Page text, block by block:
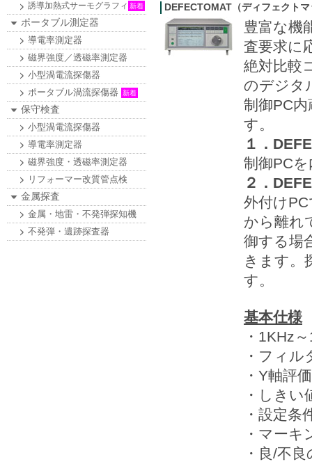
誘導加熱式サーモグラフィ 新着
ポータブル測定器
導電率測定器
磁界強度／透磁率測定器
小型渦電流探傷器
ポータブル渦流探傷器
新着
保守検査
小型渦電流探傷器
導電率測定器
磁界強度・透磁率測定器
リフォーマー改質管点検
金属探査
金属・地雷・不発弾探知機
不発弾・遺跡探査器
DEFECTOMAT（ディフェクト
豊富な機
査要求に
絶対比較
のデジタ
制御PC
す。
１．
制御PC
２．
外付け
から離れ
御する場
きます。
す。
基本仕様
・1KHz
・フィ
・Y軸評
・しきい
・設定
・マーキ
・良/不